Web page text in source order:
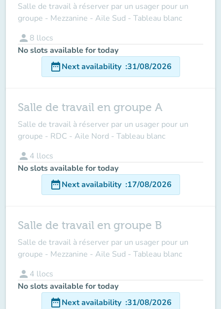
Salle de travail à réserver par un usager pour un
groupe - Mezzanine - Aile Sud - Tableau blanc
person 8 llocs
No slots available for today
date_rangeNext availability :31/08/2026
Salle de travail en groupe A
Salle de travail à réserver par un usager pour un
groupe - RDC - Aile Nord - Tableau blanc
person 4 llocs
No slots available for today
date_rangeNext availability :17/08/2026
Salle de travail en groupe B
Salle de travail à réserver par un usager pour un
groupe - Mezzanine - Aile Sud - Tableau blanc
person 4 llocs
No slots available for today
date_rangeNext availability :31/08/2026